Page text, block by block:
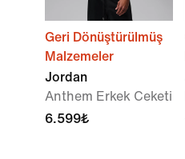
Geri Dönüştürülmüş
Malzemeler
Jordan
Anthem Erkek Ceketi
6.599₺